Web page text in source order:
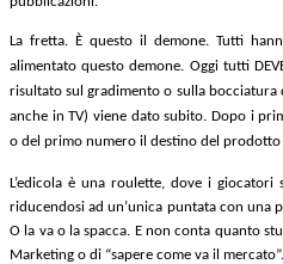
La fretta. È questo il demone. Tutti
alimentato questo demone. Oggi tutti
risultato sul gradimento o sulla bocciatura
anche in TV) viene dato subito. Dopo i
o del primo numero il destino del prodotto
L’edicola è una roulette, dove i giocatori
riducendosi ad un’unica puntata con una
O la va o la spacca. E non conta quanto
Marketing o di “sapere come va il mercato”.